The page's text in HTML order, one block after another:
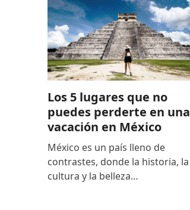
Los 5 lugares que no
puedes perderte en una
vacación en México
México es un país lleno de
contrastes, donde la historia, la
cultura y la belleza…